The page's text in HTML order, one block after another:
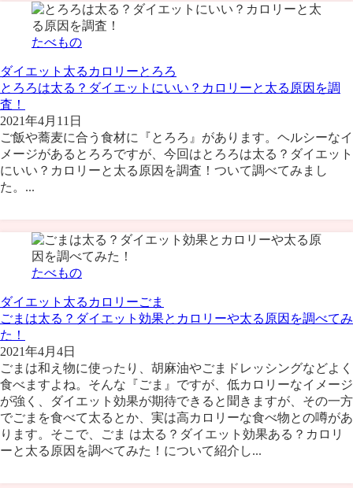
たべもの
ダイエット 太る カロリーとろろ
とろろは太る？ダイエットにいい？カロリーと太る原因を調
査！
2021年4月11日
ご飯や蕎麦に合う食材に『とろろ』があります。ヘルシーなイ
メージがあるとろろですが、今回はとろろは太る？ダイエット
にいい？カロリーと太る原因を調査！ついて調べてみまし
た。...
たべもの
ダイエット 太る カロリーごま
ごまは太る？ダイエット効果とカロリーや太る原因を調べてみ
た！
2021年4月4日
ごまは和え物に使ったり、胡麻油やごまドレッシングなどよく
食べますよね。そんな『ごま』ですが、低カロリーなイメージ
が強く、ダイエット効果が期待できると聞きますが、その一方
でごまを食べて太るとか、実は高カロリーな食べ物との噂があ
ります。そこで、ごま は太る？ダイエット効果ある？カロリ
ーと太る原因を調べてみた！について紹介し...